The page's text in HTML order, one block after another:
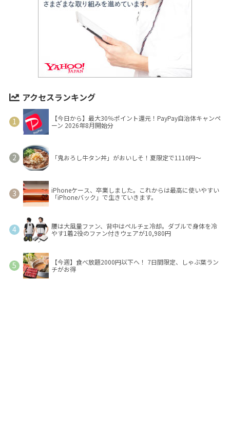
アクセスランキング
【今日から】最大30％ポイント還元！PayPay自治体キャンペ
ーン 2026年8月開始分
「鬼おろし牛タン丼」がおいしそ！夏限定で1110円～
iPhoneケース、卒業しました。これからは最高に使いやすい
「iPhoneバック」で生きていきます。
腰は大風量ファン、背中はペルチェ冷却。ダブルで身体を冷
やす1着2役のファン付きウェアが10,980円
【今週】食べ放題2000円以下へ！ 7日間限定、しゃぶ葉ラン
チがお得